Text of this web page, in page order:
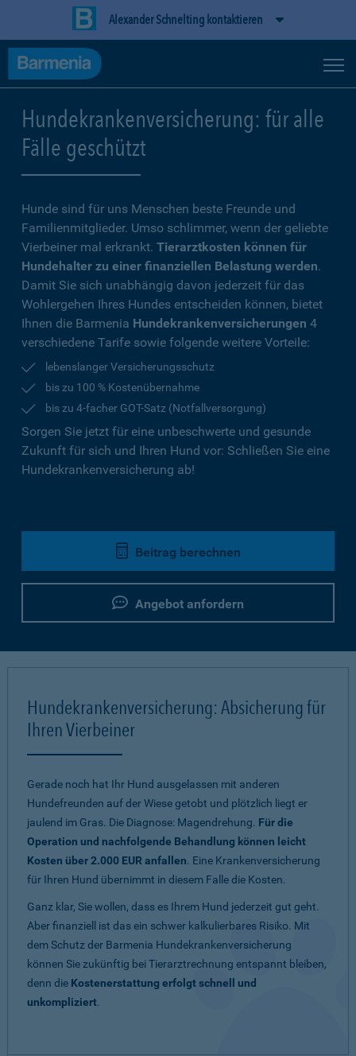
Alexander Schnelting kontaktieren
Hundekrankenversicherung: für alle
Fälle geschützt
Hunde sind für uns Menschen beste Freunde und
Familienmitglieder. Umso schlimmer, wenn der geliebte
Vierbeiner mal erkrankt. Tierarztkosten können für
Hundehalter zu einer finanziellen Belastung werden.
Damit Sie sich unabhängig davon jederzeit für das
Wohlergehen Ihres Hundes entscheiden können, bietet
Ihnen die Barmenia Hundekrankenversicherungen 4
verschiedene Tarife sowie folgende weitere Vorteile:
lebenslanger Versicherungsschutz
bis zu 100 % Kostenübernahme
bis zu 4-facher GOT-Satz (Notfallversorgung)
Sorgen Sie jetzt für eine unbeschwerte und gesunde
Zukunft für sich und Ihren Hund vor: Schließen Sie eine
Hundekrankenversicherung ab!
Beitrag berechnen
Angebot anfordern
Hundekrankenversicherung: Absicherung für
Ihren Vierbeiner
Gerade noch hat Ihr Hund ausgelassen mit anderen
Hundefreunden auf der Wiese getobt und plötzlich liegt er
jaulend im Gras. Die Diagnose: Magendrehung. Für die
Operation und nachfolgende Behandlung können leicht
Kosten über 2.000 EUR anfallen. Eine Krankenversicherung
für Ihren Hund übernimmt in diesem Falle die Kosten.
Ganz klar, Sie wollen, dass es Ihrem Hund jederzeit gut geht.
Aber finanziell ist das ein schwer kalkulierbares Risiko. Mit
dem Schutz der Barmenia Hundekrankenversicherung
können Sie zukünftig bei Tierarztrechnung entspannt bleiben,
denn die Kostenerstattung erfolgt schnell und
unkompliziert.